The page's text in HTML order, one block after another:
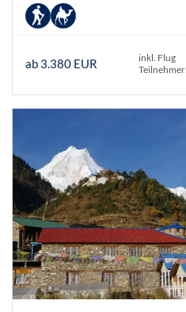
ab 3.380 EUR
inkl. Flug